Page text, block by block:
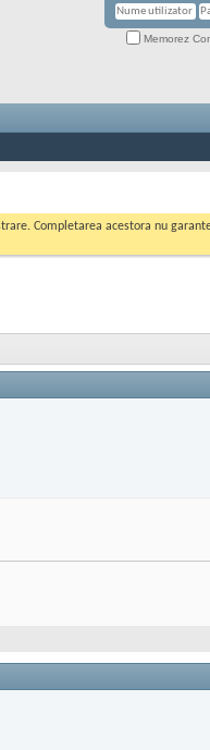
Memorez
Completarea acestora nu